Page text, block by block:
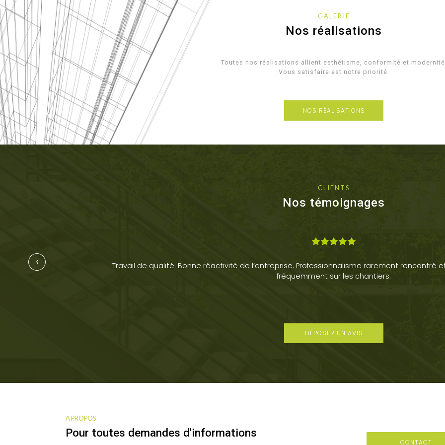
GALERIE
Nos réalisations
Toutes nos réalisations allient esthétisme, conformité et
Vous satisfaire est notre priorité.
NOS RÉALISATIONS
CLIENTS
Nos témoignages
Travail de qualité. Bonne réactivité de l’entreprise. Professionnalisme rarement rencontré
fréquemment sur les chantiers.
.
‹
DÉPOSER UN AVIS
A PROPOS
Pour toutes demandes d'informations
CONTACT